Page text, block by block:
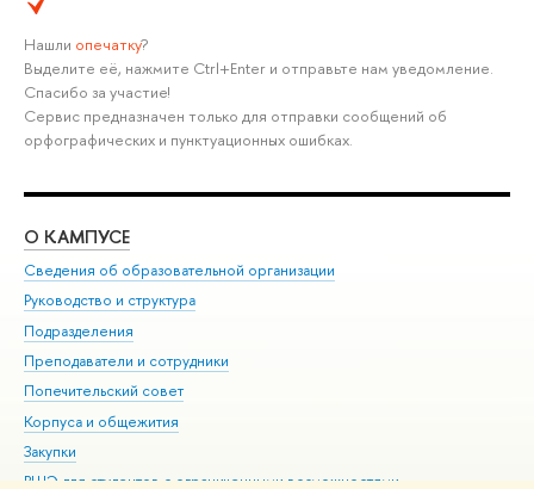
Нашли опечатку?
Выделите её, нажмите Ctrl+Enter и отправьте нам уведомление.
Спасибо за участие!
Сервис предназначен только для отправки сообщений об
орфографических и пунктуационных ошибках.
О КАМПУСЕ
Сведения об образовательной организации
Руководство и структура
Подразделения
Преподаватели и сотрудники
Попечительский совет
Корпуса и общежития
Закупки
ВШЭ для студентов с ограниченными возможностями